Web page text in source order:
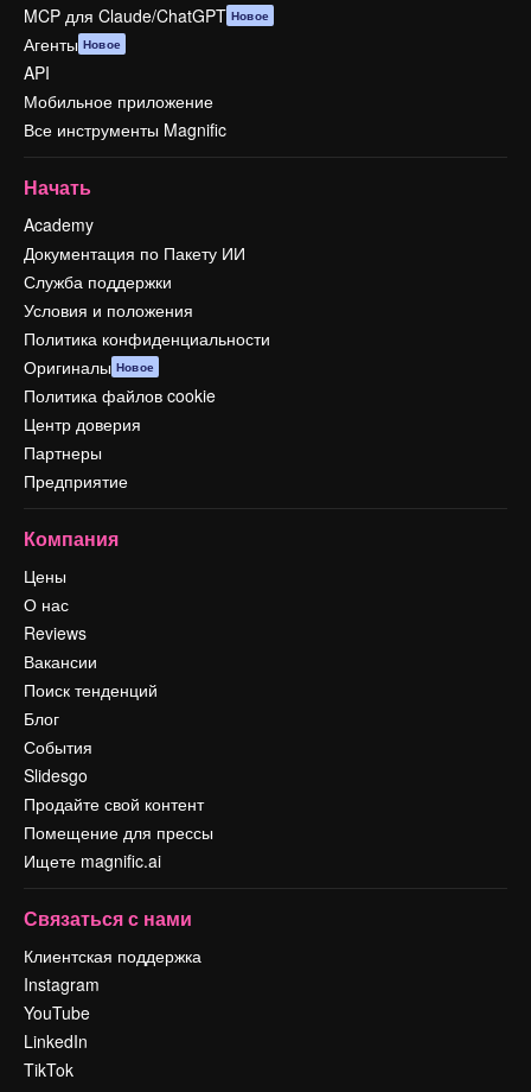
MCP для Claude/ChatGPT Новое
Агенты Новое
API
Мобильное приложение
Все инструменты Magnific
Начать
Academy
Документация по Пакету ИИ
Служба поддержки
Условия и положения
Политика конфиденциальности
Оригиналы Новое
Политика файлов cookie
Центр доверия
Партнеры
Предприятие
Компания
Цены
О нас
Reviews
Вакансии
Поиск тенденций
Блог
События
Slidesgo
Продайте свой контент
Помещение для прессы
Ищете magnific.ai
Связаться с нами
Клиентская поддержка
Instagram
YouTube
LinkedIn
TikTok